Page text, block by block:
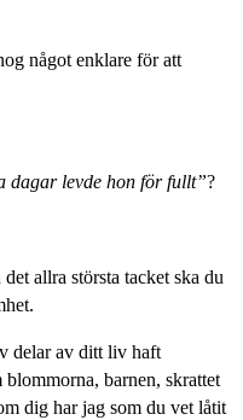
något enklare för att
dagar levde hon för fullt”?
allra största tacket ska du
delar av ditt liv haft
barnen, skrattet
dig har jag som du vet låtit